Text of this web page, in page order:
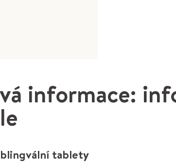
informace:
tablety